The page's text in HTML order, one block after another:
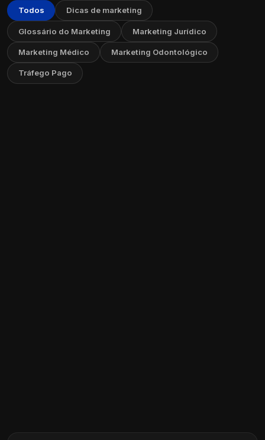
Todos Dicas de marketing
Glossário do Marketing Marketing Jurídico
Marketing Médico Marketing Odontológico
Tráfego Pago